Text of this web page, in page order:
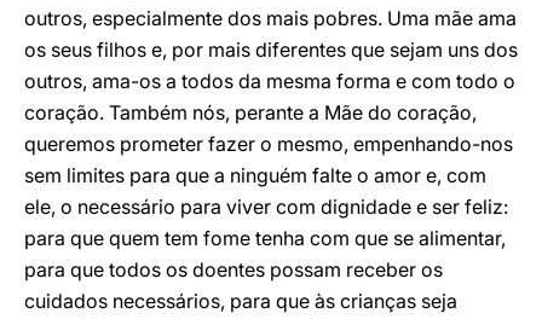
outros, especialmente dos mais pobres. Uma mãe ama
os seus filhos e, por mais diferentes que sejam uns dos
outros, ama-os a todos da mesma forma e com todo o
coração. Também nós, perante a Mãe do coração,
queremos prometer fazer o mesmo, empenhando-nos
sem limites para que a ninguém falte o amor e, com
ele, o necessário para viver com dignidade e ser feliz:
para que quem tem fome tenha com que se alimentar,
para que todos os doentes possam receber os
cuidados necessários, para que às crianças seja